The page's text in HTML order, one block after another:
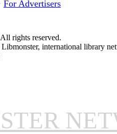
For Advertisers
rights reserved.
international library